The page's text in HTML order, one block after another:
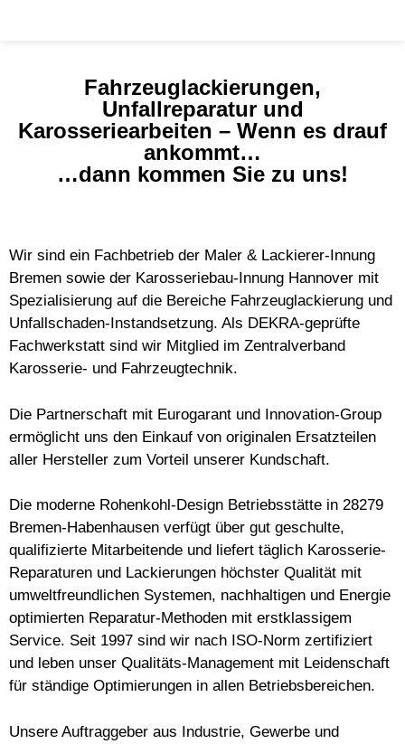
Fahrzeuglackierungen,
Unfallreparatur und
Karosseriearbeiten – Wenn es drauf
ankommt…
…dann kommen Sie zu uns!
Wir sind ein Fachbetrieb der Maler & Lackierer-Innung
Bremen sowie der Karosseriebau-Innung Hannover mit
Spezialisierung auf die Bereiche Fahrzeuglackierung und
Unfallschaden-Instandsetzung. Als DEKRA-geprüfte
Fachwerkstatt sind wir Mitglied im Zentralverband
Karosserie- und Fahrzeugtechnik.
Die Partnerschaft mit Eurogarant und Innovation-Group
ermöglicht uns den Einkauf von originalen Ersatzteilen
aller Hersteller zum Vorteil unserer Kundschaft.
Die moderne Rohenkohl-Design Betriebsstätte in 28279
Bremen-Habenhausen verfügt über gut geschulte,
qualifizierte Mitarbeitende und liefert täglich Karosserie-
Reparaturen und Lackierungen höchster Qualität mit
umweltfreundlichen Systemen, nachhaltigen und Energie
optimierten Reparatur-Methoden mit erstklassigem
Service. Seit 1997 sind wir nach ISO-Norm zertifiziert
und leben unser Qualitäts-Management mit Leidenschaft
für ständige Optimierungen in allen Betriebsbereichen.
Unsere Auftraggeber aus Industrie, Gewerbe und